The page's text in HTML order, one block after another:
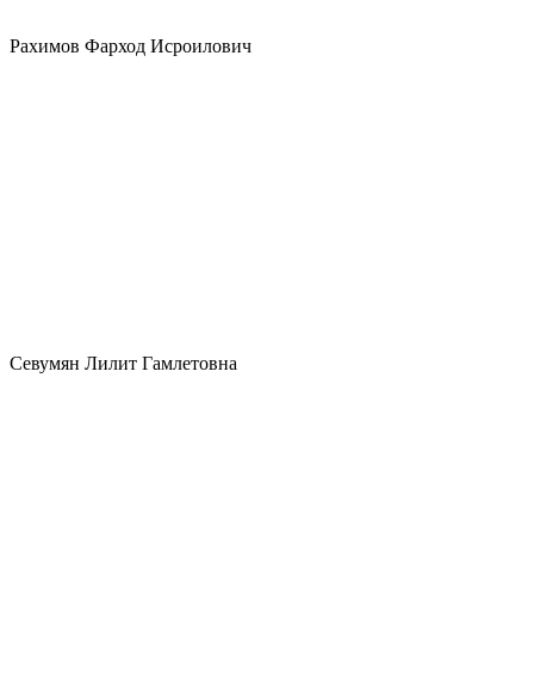
Рахимов Фарход Исроилович
Севумян Лилит Гамлетовна